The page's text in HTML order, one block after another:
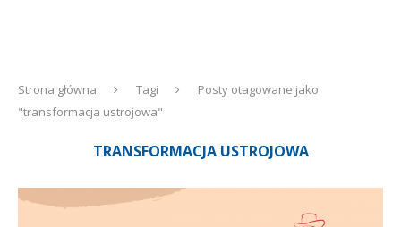
Strona główna Tagi
Posty otagowane jako
"transformacja ustrojowa"
TRANSFORMACJA USTROJOWA